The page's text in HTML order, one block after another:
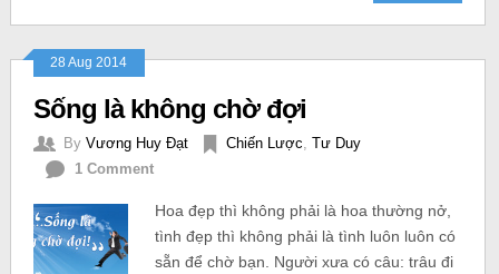
28 Aug 2014
Sống là không chờ đợi
By Vương Huy Đạt Chiến Lược Tư Duy
1 Comment
Hoa đẹp thì không phải là hoa thường nở,
tình đẹp thì không phải là tình luôn luôn có
sẵn để chờ bạn. Người xưa có câu: trâu đi